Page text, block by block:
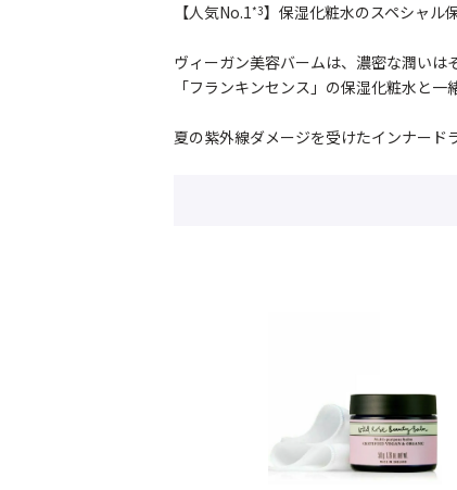
【人気No.1*3】保湿化粧水のスペシャル
ヴィーガン美容バームは、濃密な潤いは
「フランキンセンス」の保湿化粧水と
夏の紫外線ダメージを受けたインナード